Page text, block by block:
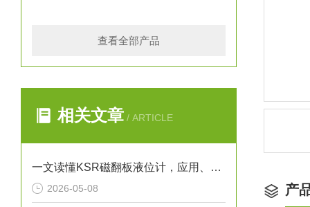
查看全部产品
相关文章 / ARTICLE
一文读懂KSR磁翻板液位计，应用、操作与养护
2026-05-08 产